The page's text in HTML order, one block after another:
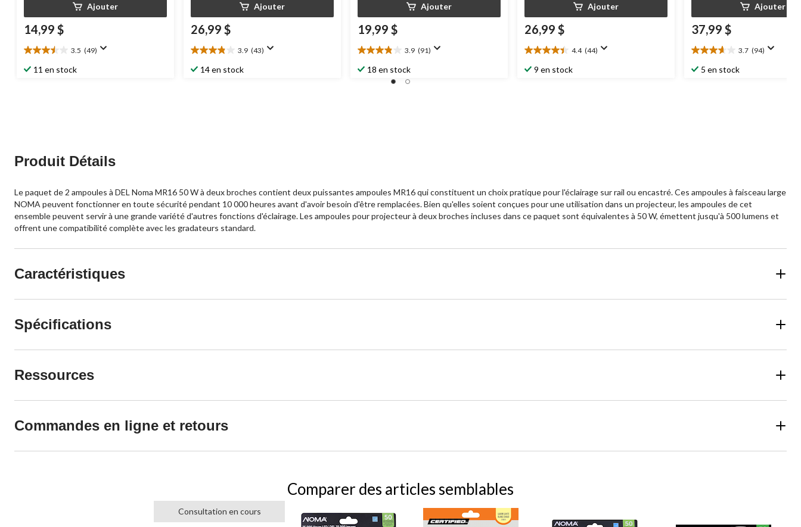
Ajouter
14,99 $
3.5 (49)
3.5
étoile(s)
11 en stock
Ajouter
26,99 $
3.9 (43)
3.9
étoile(s)
14 en stock
Ajouter
19,99 $
3.9 (91)
3.9
étoile(s)
18 en stock
Ajouter
26,99 $
4.4 (44)
4.4
étoile(s)
9 en stock
Ajouter
37,99 $
3.7 (94)
3.7
étoile(s)
5 en stock
Produit Détails
Le paquet de 2 ampoules à DEL Noma MR16 50 W à deux broches contient deux puissantes ampoules MR16 qui constituent un choix pratique pour l'éclairage sur rail ou encastré. Ces ampoules à faisceau large
NOMA peuvent fonctionner en toute sécurité pendant 10 000 heures avant d'avoir besoin d'être remplacées. Bien qu'elles soient conçues pour une utilisation dans un projecteur, les ampoules de cet
ensemble peuvent servir à une grande variété d'autres fonctions d'éclairage. Les ampoules pour projecteur à deux broches incluses dans ce paquet sont équivalentes à 50 W, émettent jusqu'à 500 lumens et
offrent une compatibilité complète avec les gradateurs standard.
Caractéristiques
Spécifications
Ressources
Commandes en ligne et retours
Comparer des articles semblables
Consultation en cours